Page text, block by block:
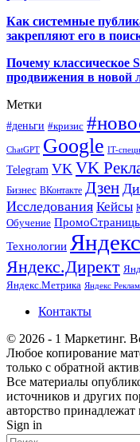
Как системные
закрепляют его в
Почему классическое
продвижения в новой
Метки
#деньги #кризис
ChatGPT Google IT-
Telegram VK VK
Бизнес ВКонтакте Дзен
Исследования Кейсы
Обучение
Технологии Яндекс
Яндекс.Директ
Яндекс.Метрика Яндекс
Контакты
© 2026 - 1 Маркетинг.
Любое копирование
только с обратной
Все материалы
источников и других
авторство
Sign in